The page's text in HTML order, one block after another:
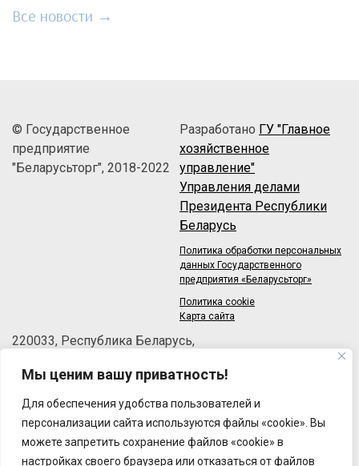
Мы ценим вашу приватность!
Для обеспечения удобства пользователей и
персонализации сайта используются файлы «cookie». Вы
можете запретить сохранение файлов «cookie» в
настройках своего браузера или отказаться от файлов
Все новости →
© Государственное
предприятие
"Беларусьторг", 2018-2022
Разработано ГУ "Главное
хозяйственное
управление"
Управления делами
Президента Республики
Беларусь
Политика обработки персональных
данных Государственного
предприятия «Беларусьторг»
Политика cookie
Карта сайта
220033, Республика Беларусь,
Телефон: +375 (17) 215-63-33
Факс: +375 (17) 270-30-50
Email:brt@brt.by